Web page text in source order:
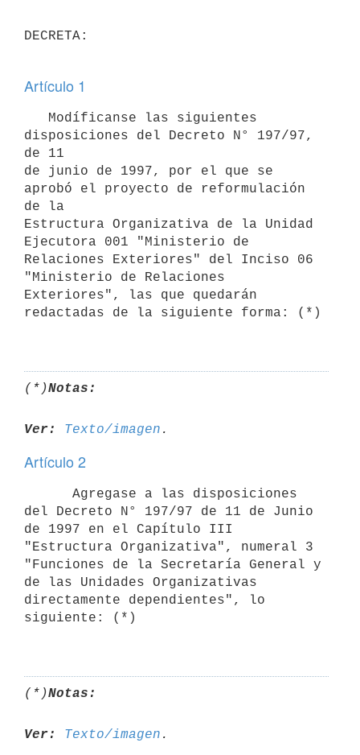
DECRETA:
Artículo 1
disposiciones del Decreto N° 197/97,
de 11
de junio de 1997, por el que se
aprobó el proyecto de reformulación
de la
Estructura Organizativa de la Unidad
Ejecutora 001 "Ministerio de
Relaciones Exteriores" del Inciso 06
"Ministerio de Relaciones
Exteriores", las que quedarán
redactadas de la siguiente forma: (*)
(*)Notas:
Ver: Texto/imagen
Artículo 2
del Decreto N° 197/97 de 11 de Junio
de 1997 en el Capítulo III
"Estructura Organizativa", numeral 3
"Funciones de la Secretaría General y
de las Unidades Organizativas
directamente dependientes", lo
siguiente: (*)
(*)Notas:
Ver: Texto/imagen